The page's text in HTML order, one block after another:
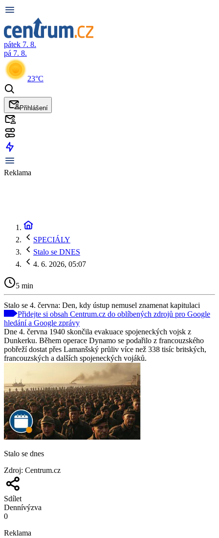
pátek 7. 8.
pá 7. 8.
23°C
Přihlášení
Reklama
SPECIÁLY
Stalo se DNES
4. 6. 2026, 05:07
5 min
Stalo se 4. června: Den, kdy ústup nemusel znamenat kapitulaci
Přidejte si obsah Centrum.cz do oblíbených zdrojů pro Google
hledání a Google zprávy
Dne 4. června 1940 skončila evakuace spojeneckých vojsk z
Dunkerku. Během operace Dynamo se podařilo z francouzského
pobřeží dostat přes Lamanšský průliv více než 338 tisíc britských,
francouzských a dalších spojeneckých vojáků.
Stalo se dnes
Zdroj: Centrum.cz
Sdílet
Dennívýzva
0
Reklama